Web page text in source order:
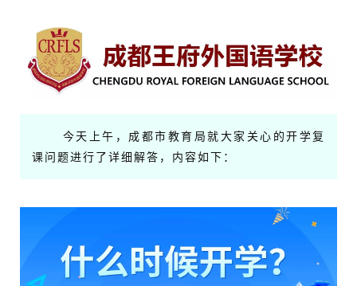
今天上午，成都市教育局就大家关心的开学复
课问题进行了详细解答，内容如下：